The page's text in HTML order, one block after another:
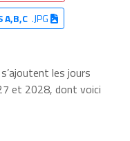
A,B,C.JPG
les jours
et 2028, dont voici